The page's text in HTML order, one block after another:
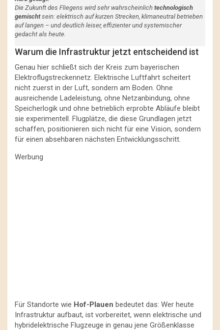
Die Zukunft des Fliegens wird sehr wahrscheinlich technologisch
gemischtsein: elektrisch auf kurzen Strecken, klimaneutral betrieben
auf langen – und deutlich leiser, effizienter und systemischer
gedacht als heute.
Warum die Infrastruktur jetzt entscheidend ist
Genau hier schließt sich der Kreis zum bayerischen
Elektroflugstreckennetz. Elektrische Luftfahrt scheitert
nicht zuerst in der Luft, sondern am Boden. Ohne
ausreichende Ladeleistung, ohne Netzanbindung, ohne
Speicherlogik und ohne betrieblich erprobte Abläufe bleibt
sie experimentell. Flugplätze, die diese Grundlagen jetzt
schaffen, positionieren sich nicht für eine Vision, sondern
für einen absehbaren nächsten Entwicklungsschritt.
Werbung
Für Standorte wie Hof-Plauen bedeutet das: Wer heute
Infrastruktur aufbaut, ist vorbereitet, wenn elektrische und
hybridelektrische Flugzeuge in genau jene Größenklasse